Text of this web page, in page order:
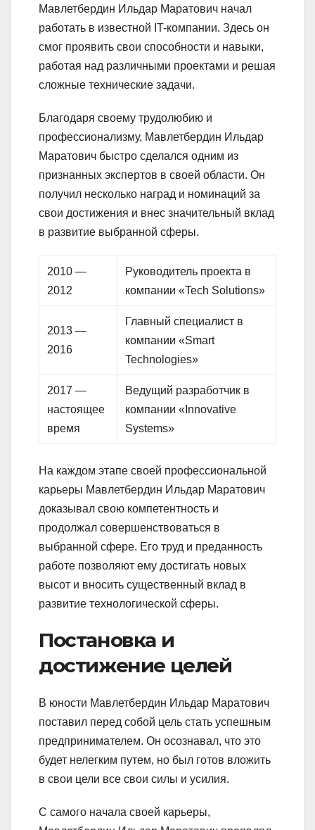
Мавлетбердин Ильдар Маратович начал
работать в известной IT-компании. Здесь он
смог проявить свои способности и навыки,
работая над различными проектами и решая
сложные технические задачи.
Благодаря своему трудолюбию и
профессионализму, Мавлетбердин Ильдар
Маратович быстро сделался одним из
признанных экспертов в своей области. Он
получил несколько наград и номинаций за
свои достижения и внес значительный вклад
в развитие выбранной сферы.
2010 —
2012
Руководитель проекта в
компании «Tech Solutions»
2013 —
2016
Главный специалист в
компании «Smart
Technologies»
2017 —
настоящее
время
Ведущий разработчик в
компании «Innovative
Systems»
На каждом этапе своей профессиональной
карьеры Мавлетбердин Ильдар Маратович
доказывал свою компетентность и
продолжал совершенствоваться в
выбранной сфере. Его труд и преданность
работе позволяют ему достигать новых
высот и вносить существенный вклад в
развитие технологической сферы.
Постановка и
достижение целей
В юности Мавлетбердин Ильдар Маратович
поставил перед собой цель стать успешным
предпринимателем. Он осознавал, что это
будет нелегким путем, но был готов вложить
в свои цели все свои силы и усилия.
С самого начала своей карьеры,